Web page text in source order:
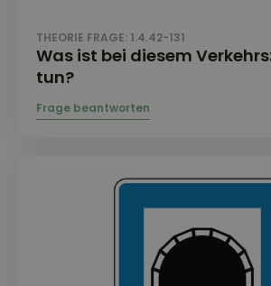
THEORIE FRAGE: 1.4.42-131
Was ist bei diesem
tun?